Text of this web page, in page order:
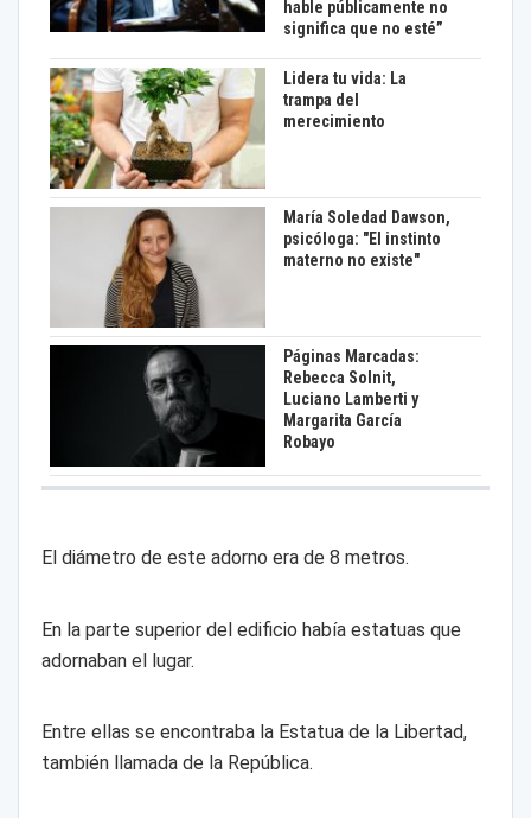
hable públicamente no
significa que no esté”
Lidera tu vida: La
trampa del
merecimiento
María Soledad Dawson,
psicóloga: "El instinto
materno no existe"
Páginas Marcadas:
Rebecca Solnit,
Luciano Lamberti y
Margarita García
Robayo
El diámetro de este adorno era de 8 metros.
En la parte superior del edificio había estatuas que
adornaban el lugar.
Entre ellas se encontraba la Estatua de la Libertad,
también llamada de la República.